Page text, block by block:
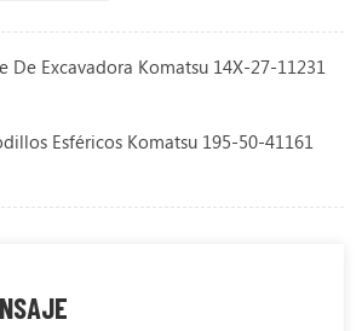
De Excavadora Komatsu 14X-27-11231
Esféricos Komatsu 195-50-41161